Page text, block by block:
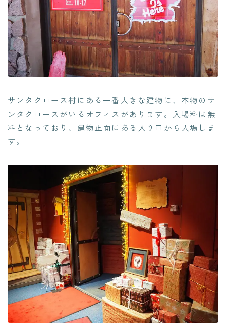
サンタクロース村にある一番大きな建物に、本物のサ
ンタクロースがいるオフィスがあります。入場料は無
料となっており、建物正面にある入り口から入場しま
す。